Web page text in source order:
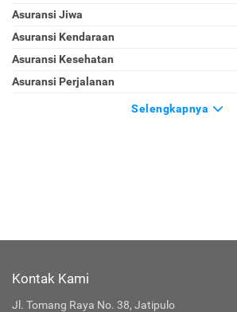
Asuransi Jiwa
Asuransi Kendaraan
Asuransi Kesehatan
Asuransi Perjalanan
Selengkapnya
Kontak Kami
Jl. Tomang Raya No. 38, Jatipulo